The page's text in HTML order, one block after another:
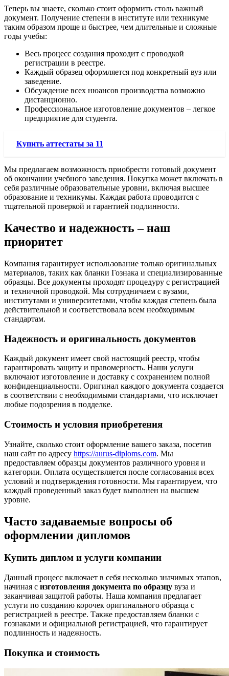
Теперь вы знаете, сколько стоит оформить столь важный
документ. Получение степени в институте или техникуме
таким образом проще и быстрее, чем длительные и сложные
годы учебы:
Весь процесс создания проходит с проводкой
регистрации в реестре.
Каждый образец оформляется под конкретный вуз или
заведение.
Обсуждение всех нюансов производства возможно
дистанционно.
Профессиональное изготовление документов – легкое
предприятие для студента.
Купить аттестаты за 11
Мы предлагаем возможность приобрести готовый документ
об окончании учебного заведения. Покупка может включать в
себя различные образовательные уровни, включая высшее
образование и техникумы. Каждая работа проводится с
тщательной проверкой и гарантией подлинности.
Качество и надежность – наш
приоритет
Компания гарантирует использование только оригинальных
материалов, таких как бланки Гознака и специализированные
образцы. Все документы проходят процедуру с регистрацией
и техничной проводкой. Мы сотрудничаем с вузами,
институтами и университетами, чтобы каждая степень была
действительной и соответствовала всем необходимым
стандартам.
Надежность и оригинальность документов
Каждый документ имеет свой настоящий реестр, чтобы
гарантировать защиту и правомерность. Наши услуги
включают изготовление и доставку с сохранением полной
конфиденциальности. Оригинал каждого документа создается
в соответствии с необходимыми стандартами, что исключает
любые подозрения в подделке.
Стоимость и условия приобретения
Узнайте, сколько стоит оформление вашего заказа, посетив
наш сайт по адресу https://aurus-diploms.com. Мы
предоставляем образцы документов различного уровня и
категории. Оплата осуществляется после согласования всех
условий и подтверждения готовности. Мы гарантируем, что
каждый проведенный заказ будет выполнен на высшем
уровне.
Часто задаваемые вопросы об
оформлении дипломов
Купить диплом и услуги компании
Данный процесс включает в себя несколько значимых этапов,
начиная с изготовления документа по образцу вуза и
заканчивая защитой работы. Наша компания предлагает
услуги по созданию корочек оригинального образца с
регистрацией в реестре. Также предоставляем бланки с
гознаками и официальной регистрацией, что гарантирует
подлинность и надежность.
Покупка и стоимость